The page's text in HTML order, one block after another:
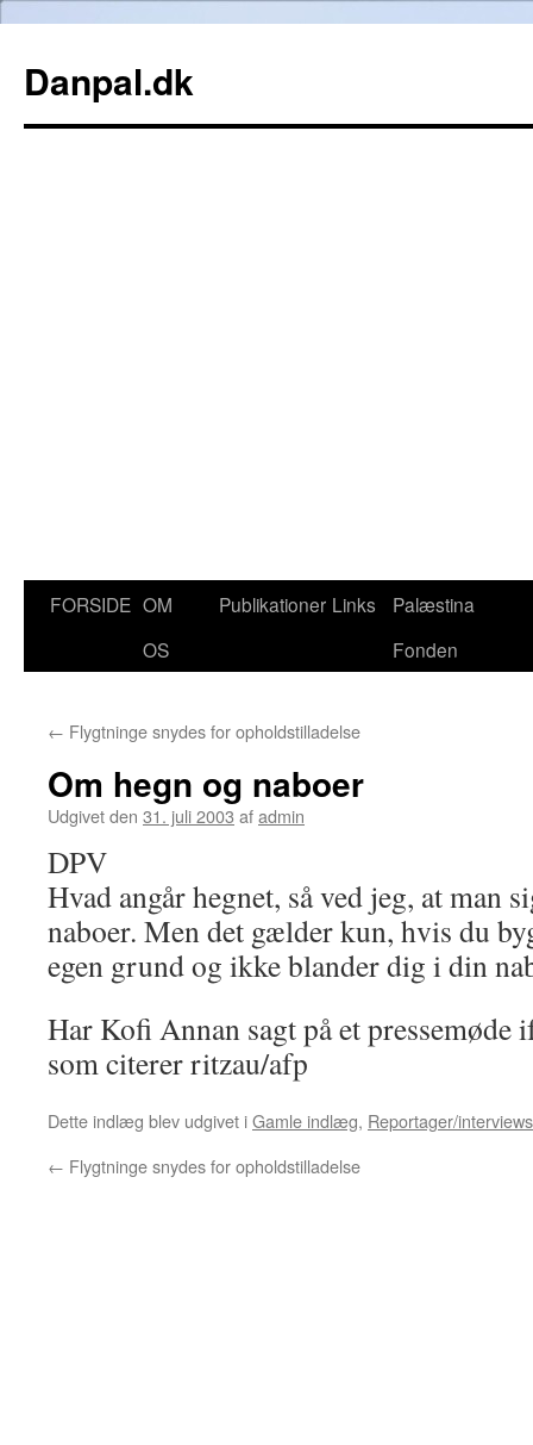
Danpal.dk
Hop
FORSIDE OM
OS
Publikationer Links
Palæstina
Fonden
← Flygtninge snydes for opholdstilladelse
Om hegn og naboer
Udgivet den 31. juli 2003 afadmin
DPV
Hvad angår hegnet, så ved jeg, at man
naboer. Men det gælder kun, hvis du
egen grund og ikke blander dig i din
Har Kofi Annan sagt på et
som citerer ritzau/afp
Dette indlæg blev udgivet iGamle indlæg, Reportager/interviews
← Flygtninge snydes for opholdstilladelse